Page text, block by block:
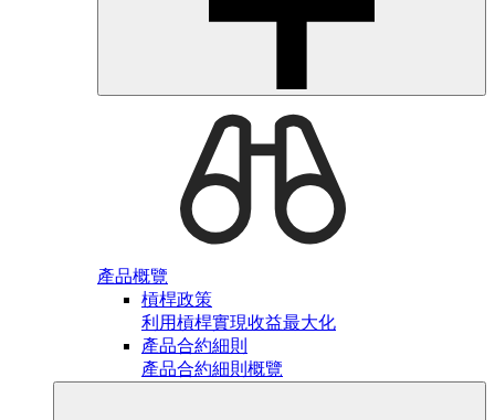
產品概覽
槓桿政策
利用槓桿實現收益最大化
產品合約細則
產品合約細則概覽